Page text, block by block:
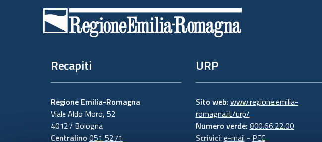
Recapiti
Regione Emilia-Romagna
Viale Aldo Moro, 52
40127 Bologna
Centralino 051 5271
URP
Sito web: www.regione.emilia-
romagna.it/urp/
Numero verde: 800.66.22.00
Scrivici: e-mail - PEC